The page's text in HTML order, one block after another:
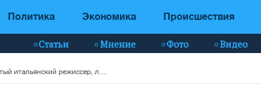
Политика Экономика Происшествия
Статьи Мнение Фото Видео